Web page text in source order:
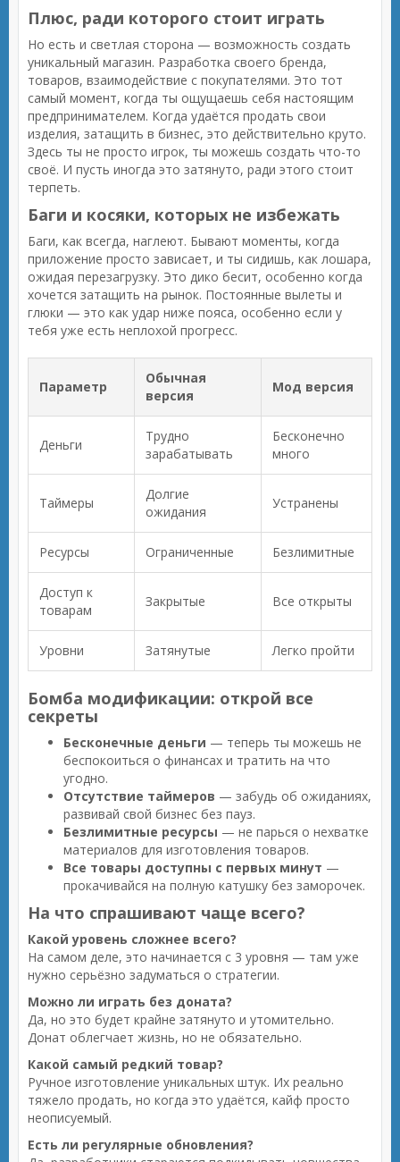
Плюс, ради которого стоит играть
Но есть и светлая сторона — возможность создать
уникальный магазин. Разработка своего бренда,
товаров, взаимодействие с покупателями. Это тот
самый момент, когда ты ощущаешь себя настоящим
предпринимателем. Когда удаётся продать свои
изделия, затащить в бизнес, это действительно круто.
Здесь ты не просто игрок, ты можешь создать что-то
своё. И пусть иногда это затянуто, ради этого стоит
терпеть.
Баги и косяки, которых не избежать
Баги, как всегда, наглеют. Бывают моменты, когда
приложение просто зависает, и ты сидишь, как лошара,
ожидая перезагрузку. Это дико бесит, особенно когда
хочется затащить на рынок. Постоянные вылеты и
глюки — это как удар ниже пояса, особенно если у
тебя уже есть неплохой прогресс.
Параметр
Обычная
версия
Мод версия
Деньги
Трудно
зарабатывать
Бесконечно
много
Таймеры
Долгие
ожидания
Устранены
Ресурсы Ограниченные Безлимитные
Доступ к
товарам
Закрытые Все открыты
Уровни Затянутые Легко пройти
Бомба модификации: открой все
секреты
Бесконечные деньги — теперь ты можешь не
беспокоиться о финансах и тратить на что
угодно.
Отсутствие таймеров — забудь об ожиданиях,
развивай свой бизнес без пауз.
Безлимитные ресурсы — не парься о нехватке
материалов для изготовления товаров.
Все товары доступны с первых минут —
прокачивайся на полную катушку без заморочек.
На что спрашивают чаще всего?
Какой уровень сложнее всего?
На самом деле, это начинается с 3 уровня — там уже
нужно серьёзно задуматься о стратегии.
Можно ли играть без доната?
Да, но это будет крайне затянуто и утомительно.
Донат облегчает жизнь, но не обязательно.
Какой самый редкий товар?
Ручное изготовление уникальных штук. Их реально
тяжело продать, но когда это удаётся, кайф просто
неописуемый.
Есть ли регулярные обновления?